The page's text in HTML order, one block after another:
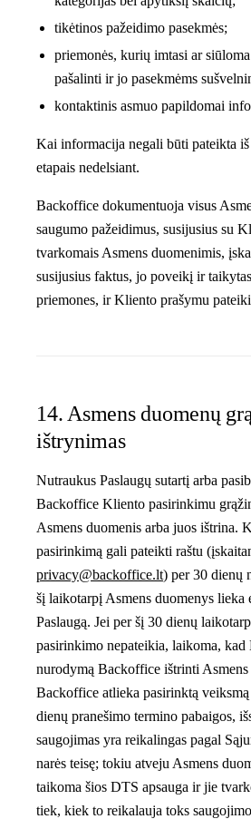
tikėtinos pažeidimo pasekmės;
priemonės, kurių imtasi ar
pašalinti ir jo pasekmėms
kontaktinis asmuo papildomai
Kai informacija negali būti pateikta
etapais nedelsiant.
Backoffice dokumentuoja visus
saugumo pažeidimus, susijusius su
tvarkomais Asmens duomenimis,
susijusius faktus, jo poveikį ir
priemones, ir Kliento prašymu
14. Asmens duomenų
ištrynimas
Nutraukus Paslaugų sutartį arba
Backoffice Kliento pasirinkimu
Asmens duomenis arba juos ištrina.
pasirinkimą gali pateikti raštu
privacy@backoffice.lt) per 30 dienų
šį laikotarpį Asmens duomenys lieka
Paslaugą. Jei per šį 30 dienų
pasirinkimo nepateikia, laikoma, kad
nurodymą Backoffice ištrinti Asmens
Backoffice atlieka pasirinktą
dienų pranešimo termino pabaigos,
saugojimas yra reikalingas pagal
narės teisę; tokiu atveju Asmens
taikoma šios DTS apsauga ir jie
tiek, kiek to reikalauja toks